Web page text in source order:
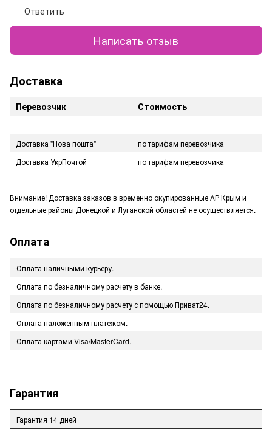
Ответить
Написать отзыв
Доставка
Перевозчик Стоимость
Доставка "Нова пошта"
по тарифам перевозчика
Доставка УкрПочтой
по тарифам перевозчика
Внимание! Доставка заказов в временно окупированные АР Крым и
отдельные районы Донецкой и Луганской областей не осуществляется.
Оплата
Оплата наличными курьеру.
Оплата по безналичному расчету в банке.
Оплата по безналичному расчету с помощью Приват24.
Оплата наложенным платежом.
Оплата картами Visa/MasterCard.
Гарантия
Гарантия 14 дней